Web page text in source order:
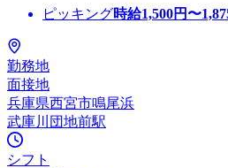
ピッキング時給1,500円〜
勤務地
面接地
兵庫県西宮市鳴尾浜
武庫川団地前駅
シフト